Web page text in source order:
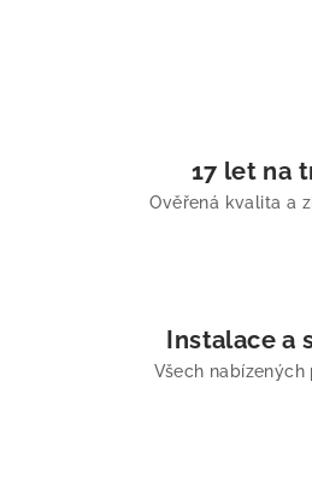
17 let na
Ověřená kvalita a
Instalace a
Všech nabízených